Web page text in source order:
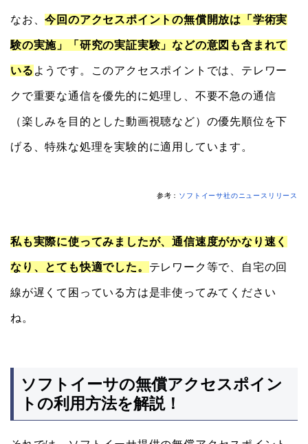
なお、今回のアクセスポイントの無償開放は「学術実
験の実施」「研究の実証実験」などの意図も含まれて
いる ようです。このアクセスポイントでは、テレワー
クで重要な通信を優先的に処理し、不要不急の通信
（楽しみを目的とした動画視聴など）の優先順位を下
げる、特殊な処理を実験的に適用しています。
参考： ソフトイーサ社のニュースリリース
私も実際に使ってみましたが、通信速度がかなり速く
なり、とても快適でした。 テレワーク等で、自宅の回
線が遅くて困っている方は是非使ってみてください
ね。
ソフトイーサの無償アクセスポイン
トの利用方法を解説！